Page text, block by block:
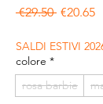
€29.50 Regular
€20.65
SALDI ESTIVI
colore *
rosa barbie